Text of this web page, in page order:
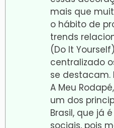
mais que
o hábito de
trends
(Do It
centralizado
se destacam.
A Meu
um dos
Brasil, que já
sociais, pois